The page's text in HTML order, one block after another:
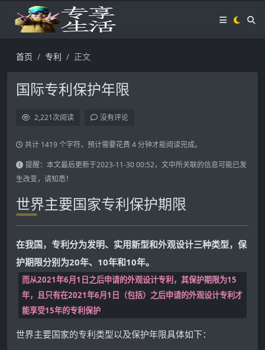
首页 专利 正文
国际专利保护年限
2,221次阅读 没有评论
共计 1419 个字符，预计需要花费 4 分钟才能阅读完成。
提醒：本文最后更新于2023-11-30 00:52，文中所关联的信息可能已发
生改变，请知悉！
世界主要国家专利保护期限
在我国，专利分为发明、实用新型和外观设计三种类型，保
护期限分别为20年、10年和10年。
而从2021年6月1日之后申请的外观设计专利，其保护期限为15
年，且只有在2021年6月1日（包括）之后申请的外观设计专利才
能享受15年的专利保护
世界主要国家的专利类型以及保护年限具体如下：